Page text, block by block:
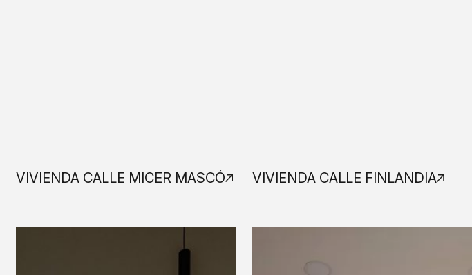
VIVIENDA CALLE MICER MASCÓ VIVIENDA CALLE FINLANDIA